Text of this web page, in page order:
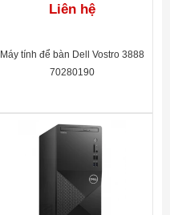
Liên hệ
Máy tính để bàn Dell Vostro 3888
70280190